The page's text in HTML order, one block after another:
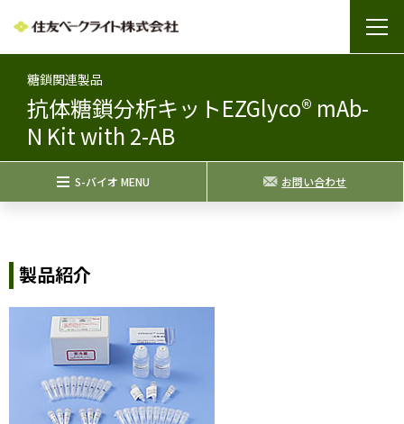
糖鎖関連製品
抗体糖鎖分析キットEZGlyco® mAb-
N Kit with 2-AB
S-バイオ MENU お問い合わせ
製品紹介